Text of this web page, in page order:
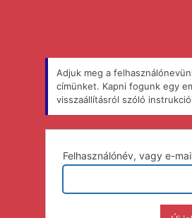
Adjuk meg a
címünket. Kapni fogunk egy
visszaállításról szóló
Felhasználónév, vagy e-